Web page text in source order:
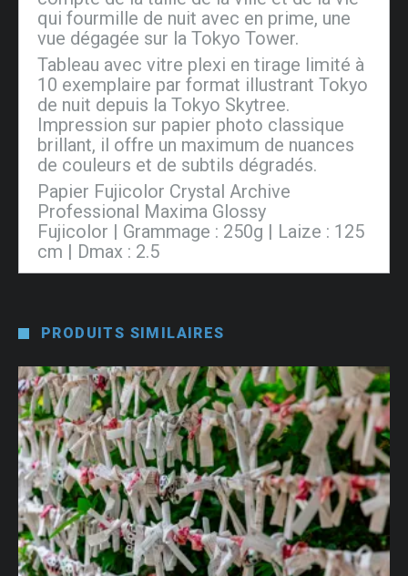
qui fourmille de nuit avec en prime, une
vue dégagée sur la Tokyo Tower.
Tableau avec vitre plexi en tirage limité à
10 exemplaire par format illustrant Tokyo
de nuit depuis la Tokyo Skytree.
Impression sur papier photo classique
brillant, il offre un maximum de nuances
de couleurs et de subtils dégradés.
Papier Fujicolor Crystal Archive
Professional Maxima Glossy
Fujicolor | Grammage : 250g | Laize : 125
cm | Dmax : 2.5
PRODUITS SIMILAIRES